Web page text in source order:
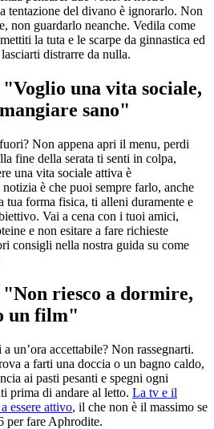
tentazione del divano è ignorarlo. Non
non guardarlo neanche. Vedila come
la tuta e le scarpe da ginnastica ed
distrarre da nulla.
una vita sociale,
sano"
Non appena apri il menu, perdi
fine della serata ti senti in colpa,
una vita sociale attiva è
è che puoi sempre farlo, anche
tua forma fisica, ti alleni duramente e
Vai a cena con i tuoi amici,
e non esitare a fare richieste
consigli nella nostra guida su come
"Non riesco a dormire,
un film"
un’ora accettabile? Non rassegnarti.
a farti una doccia o un bagno caldo,
ai pasti pesanti e spegni ogni
prima di andare al letto. La tv e il
essere attivo, il che non è il massimo se
per fare Aphrodite.